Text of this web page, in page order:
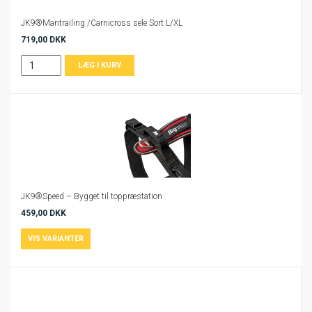
JK9®Mantrailing /Carnicross sele Sort L/XL
719,00 DKK
JK9®Speed – Bygget til toppræstation
459,00 DKK